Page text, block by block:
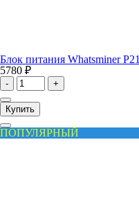
Блок питания Whatsminer P21
5780 ₽
- +
Купить
ПОПУЛЯРНЫЙ